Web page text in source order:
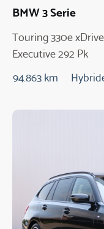
BMW 3 Serie
Touring 330e
Executive 292 Pk
Automaat
94.863 km